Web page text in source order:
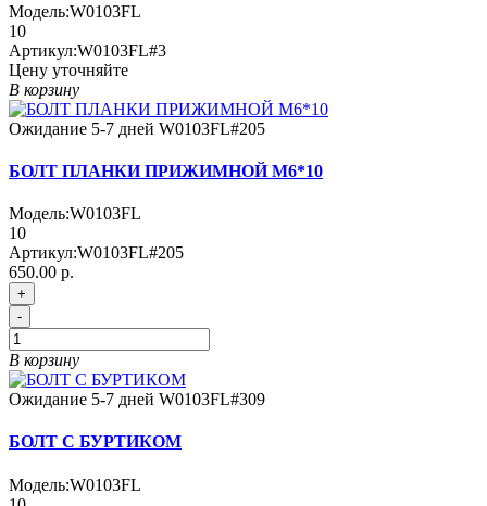
Модель:W0103FL
10
Артикул:W0103FL#3
Цену уточняйте
В корзину
Ожидание 5-7 дней W0103FL#205
БОЛТ ПЛАНКИ ПРИЖИМНОЙ М6*10
Модель:W0103FL
10
Артикул:W0103FL#205
650.00 р.
+
-
В корзину
Ожидание 5-7 дней W0103FL#309
БОЛТ С БУРТИКОМ
Модель:W0103FL